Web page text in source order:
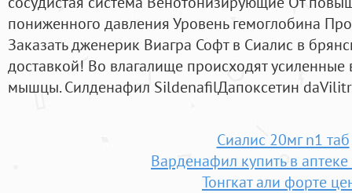
пониженного давления Уровень гемоглобина
Заказать дженерик Виагра Софт в Сиалис в
доставкой! Во влагалище происходят
мышцы. Силденафил SildenafilДапоксетин
Сиалис 20мг n1 таб
Варденафил купить в
Тонгкат али форте